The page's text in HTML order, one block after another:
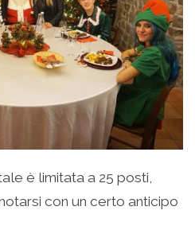
è limitata a 25 posti,
con un certo anticipo